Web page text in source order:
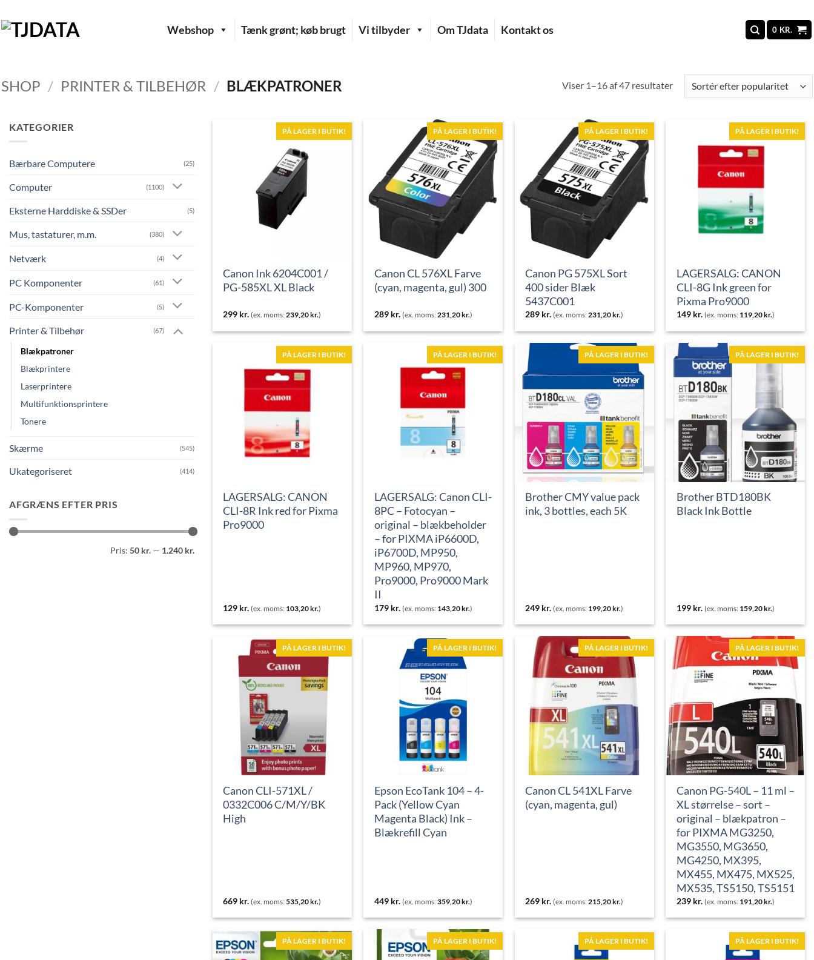
til
indhold
Webshop Tænk grønt; køb brugt Vi tilbyder Om TJdata Kontakt os 0 KR.
SHOP / PRINTER & TILBEHØR / BLÆKPATRONER Viser 1–16 af 47 resultaterSorteret
efter
KATEGORIER
Bærbare Computere (25)
Computer (1100)
Eksterne Harddiske & SSDer (5)
Mus, tastaturer, m.m. (380)
Netværk (4)
PC Komponenter (61)
PC-Komponenter (5)
Printer & Tilbehør (67)
Blækpatroner
Blækprintere
Laserprintere
Multifunktionsprintere
Tonere
Skærme (545)
Ukategoriseret (414)
AFGRÆNS EFTER PRIS
Pris: 50 kr. — 1.240 kr.
PÅ LAGER I BUTIK!
Canon Ink 6204C001 /
PG-585XL XL Black
299 kr. (ex. moms: 239,20 kr.)
PÅ LAGER I BUTIK!
Canon CL 576XL Farve
(cyan, magenta, gul) 300
289 kr. (ex. moms: 231,20 kr.)
PÅ LAGER I BUTIK!
Canon PG 575XL Sort
400 sider Blæk
5437C001
289 kr. (ex. moms: 231,20 kr.)
PÅ LAGER I BUTIK!
LAGERSALG: CANON
CLI-8G Ink green for
Pixma Pro9000
149 kr. (ex. moms: 119,20 kr.)
PÅ LAGER I BUTIK!
LAGERSALG: CANON
CLI-8R Ink red for Pixma
Pro9000
129 kr. (ex. moms: 103,20kr.)
PÅ LAGER I BUTIK!
LAGERSALG: Canon CLI-
8PC – Fotocyan –
original – blækbeholder
– for PIXMA iP6600D,
iP6700D, MP950,
MP960, MP970,
Pro9000, Pro9000 Mark
II
179 kr. (ex. moms: 143,20kr.)
PÅ LAGER I BUTIK!
Brother CMY value pack
ink, 3 bottles, each 5K
249 kr. (ex. moms: 199,20kr.)
PÅ LAGER I BUTIK!
Brother BTD180BK
Black Ink Bottle
199 kr. (ex. moms: 159,20kr.)
PÅ LAGER I BUTIK!
Canon CLI-571XL /
0332C006 C/M/Y/BK
High
669 kr. (ex. moms:535,20kr.)
PÅ LAGER I BUTIK!
Epson EcoTank 104 – 4-
Pack (Yellow Cyan
Magenta Black) Ink –
Blækrefill Cyan
449 kr. (ex. moms:359,20kr.)
PÅ LAGER I BUTIK!
Canon CL 541XL Farve
(cyan, magenta, gul)
269 kr. (ex. moms: 215,20kr.)
PÅ LAGER I BUTIK!
Canon PG-540L – 11 ml –
XL størrelse – sort –
original – blækpatron –
for PIXMA MG3250,
MG3550, MG3650,
MG4250, MX395,
MX455, MX475, MX525,
MX535, TS5150, TS5151
239 kr. (ex. moms: 191,20kr.)
PÅ LAGER I BUTIK! PÅ LAGER I BUTIK! PÅ LAGER I BUTIK! PÅ LAGER I BUTIK!